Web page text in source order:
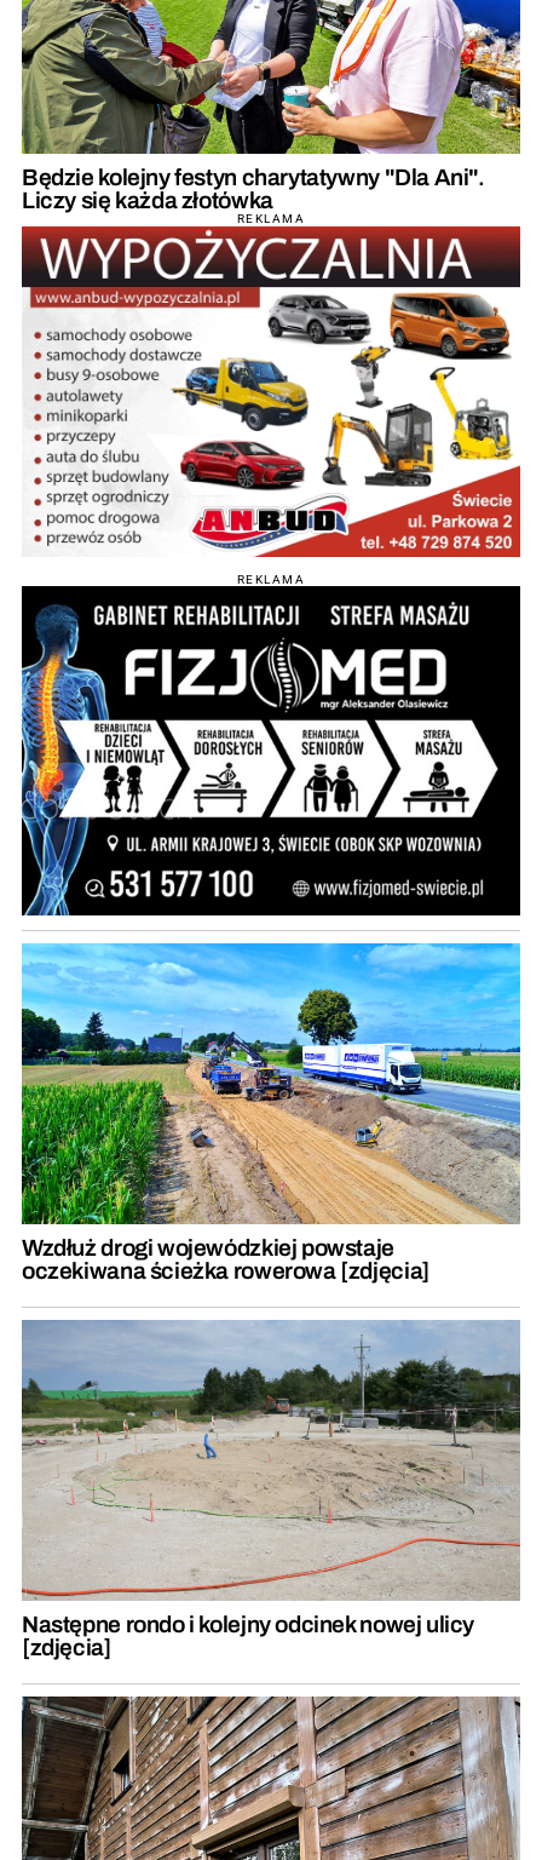
Będzie kolejny festyn charytatywny "Dla Ani".
Liczy się każda złotówka
REKLAMA
REKLAMA
Wzdłuż drogi wojewódzkiej powstaje
oczekiwana ścieżka rowerowa [zdjęcia]
Następne rondo i kolejny odcinek nowej ulicy
[zdjęcia]